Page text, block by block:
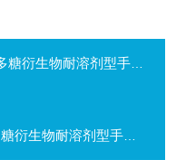
衍生物耐溶剂型手性柱
生物耐溶剂型手性柱